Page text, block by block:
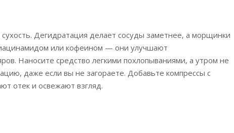
Дегидратация делает сосуды заметнее, а морщинки
или кофеином — они улучшают
Наносите средство легкими похлопываниями, а утром не
даже если вы не загораете. Добавьте компрессы с
отек и освежают взгляд.